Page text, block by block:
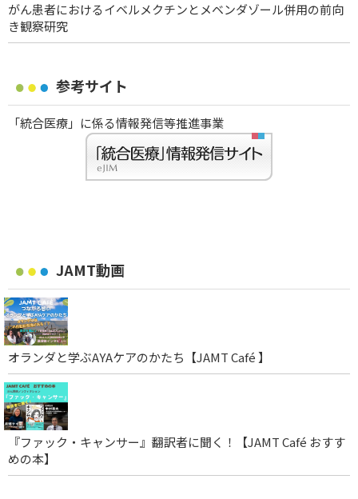
がん患者におけるイベルメクチンとメベンダゾール併用の前向
き観察研究
参考サイト
「統合医療」に係る情報発信等推進事業
JAMT動画
オランダと学ぶAYAケアのかたち【JAMT Café 】
『ファック・キャンサー』翻訳者に聞く！【JAMT Café おすす
めの本】